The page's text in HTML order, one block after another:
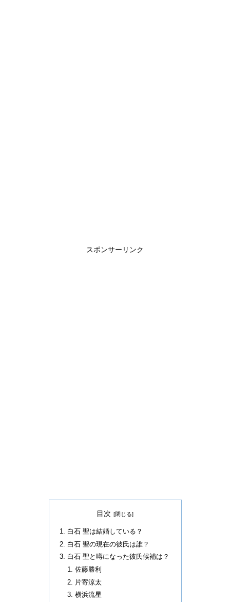
スポンサーリンク
目次
白石 聖は結婚している？
白石 聖の現在の彼氏は誰？
白石 聖と噂になった彼氏候補は？
佐藤勝利
片寄涼太
横浜流星